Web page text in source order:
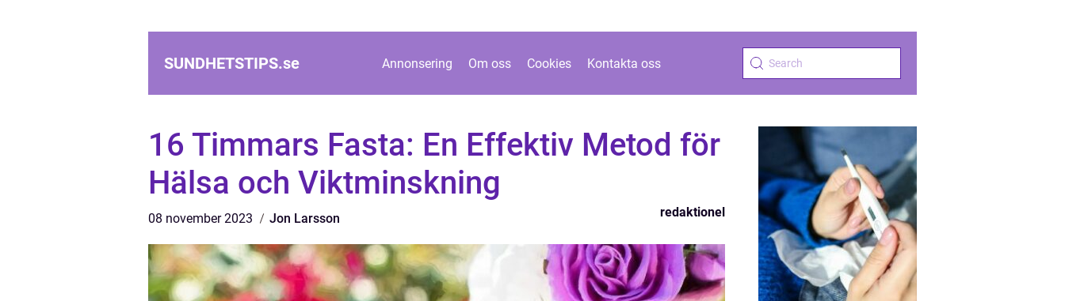
SUNDHETSTIPS.se Annonsering Om oss Cookies Kontakta oss
16 Timmars Fasta: En Effektiv Metod för
Hälsa och Viktminskning
08 november 2023 Jon Larsson redaktionel